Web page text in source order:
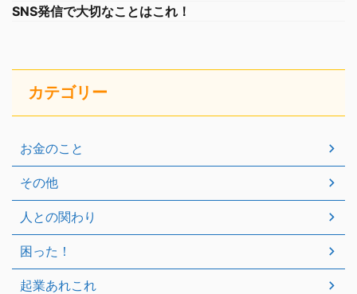
SNS発信で大切なことはこれ！
カテゴリー
お金のこと
その他
人との関わり
困った！
起業あれこれ